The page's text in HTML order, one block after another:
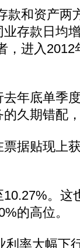
和资产两
存款日均
，进入
年底单季
久期错配
据贴现上
。这
的高位。
率大幅下